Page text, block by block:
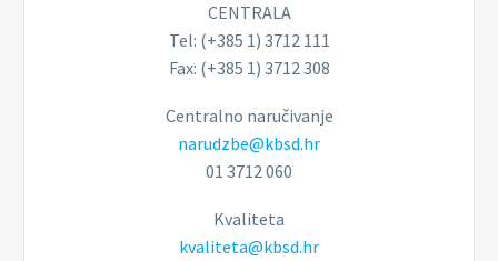
CENTRALA
Tel: (+385 1) 3712 111
Fax: (+385 1) 3712 308
Centralno naručivanje
narudzbe@kbsd.hr
01 3712 060
Kvaliteta
kvaliteta@kbsd.hr